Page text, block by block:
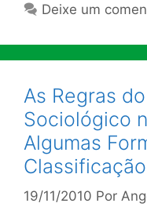
Deixe um
As Regras
Sociológico
Algumas
19/11/2010 Por